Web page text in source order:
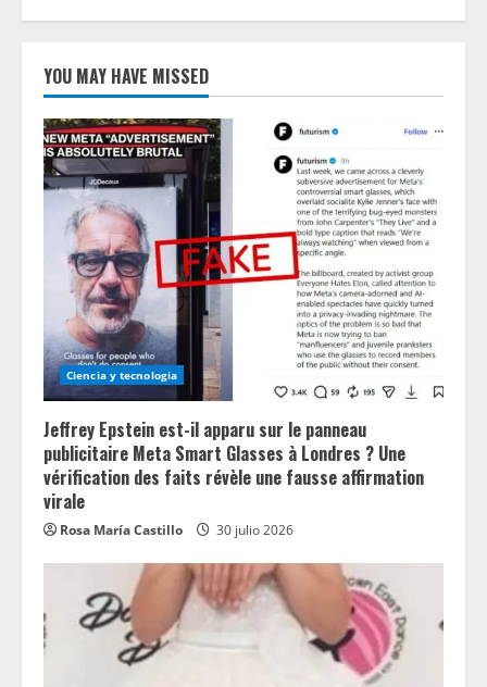
YOU MAY HAVE MISSED
Ciencia y tecnologia
Jeffrey Epstein est-il apparu sur le panneau
publicitaire Meta Smart Glasses à Londres ? Une
vérification des faits révèle une fausse affirmation
virale
Rosa María Castillo 30 julio 2026